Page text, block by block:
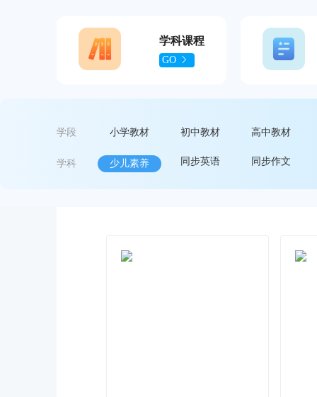
学科课程
GO
学段 小学教材 初中教材 高中教材
学科 少儿素养 同步英语 同步作文